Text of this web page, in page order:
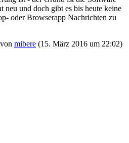
neu und doch gibt es bis heute keine
oder Browserapp Nachrichten zu
mibere (15. März 2016 um 22:02)